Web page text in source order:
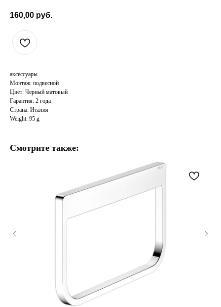
160,00 руб.
аксессуары
Монтаж: подвесной
Цвет: Черный матовый
Гарантия: 2 года
Страна: Италия
Weight: 95 g
Смотрите также: